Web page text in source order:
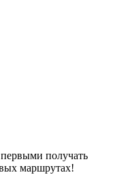
получать
маршрутах!